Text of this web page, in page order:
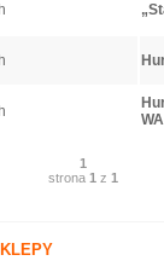
1
strona 1 z 1